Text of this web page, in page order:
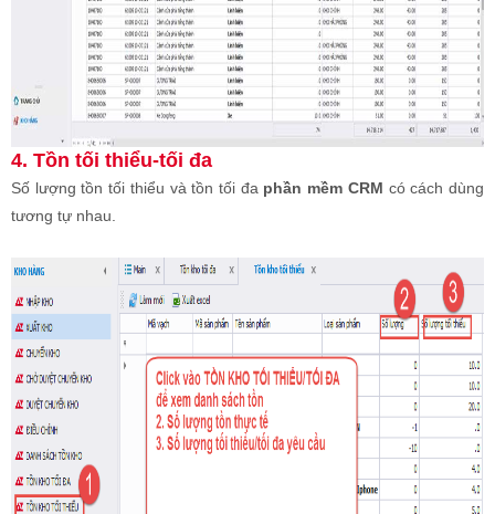
4. Tồn tối thiểu-tối đa
Số lượng tồn tối thiểu và tồn tối đa phần mềm CRM có cách dùng
tương tự nhau.